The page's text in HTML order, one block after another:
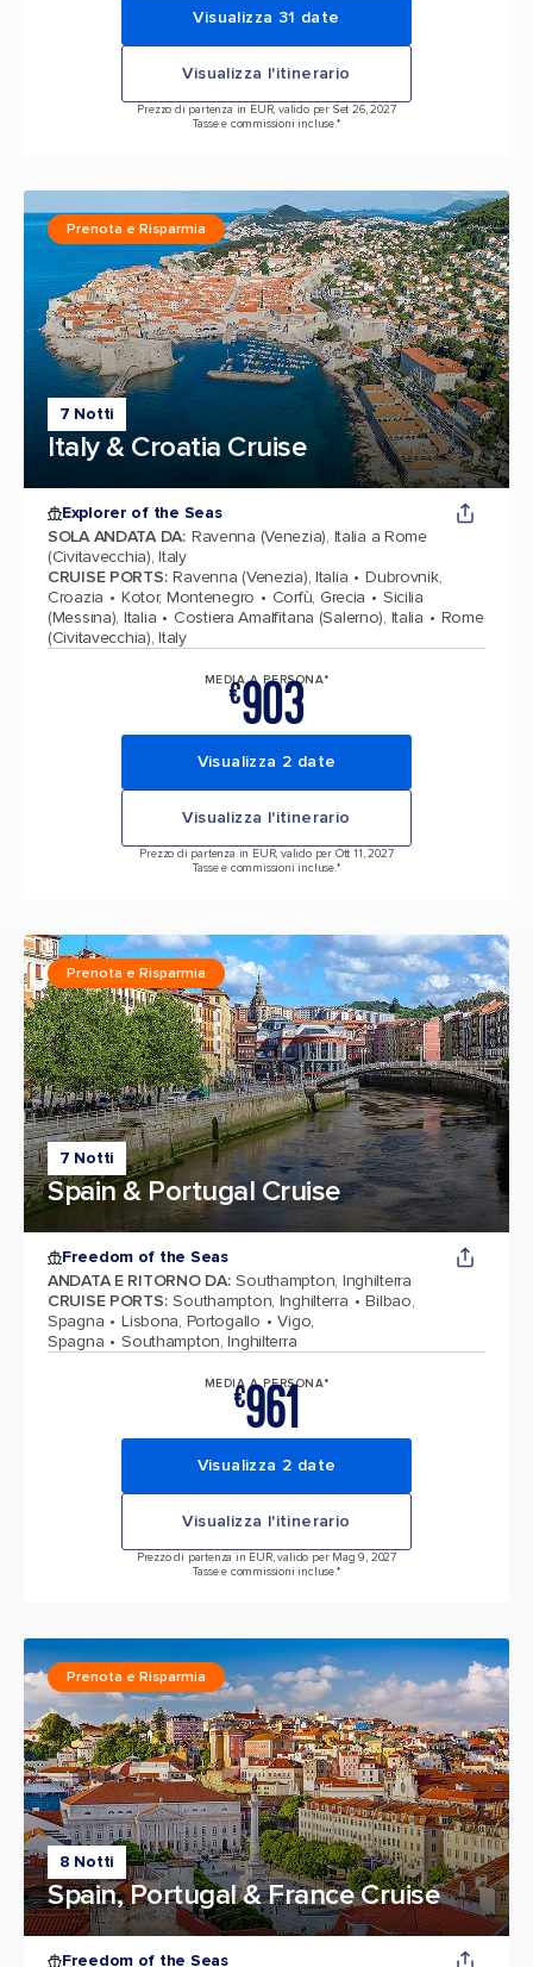
Visualizza 31 date
Visualizza l'itinerario
Prezzo di partenza in EUR, valido per Set 26, 2027
Tasse e commissioni incluse.*
7 Notti
Italy & Croatia Cruise
Prenota e Risparmia
Explorer of the Seas
SOLA ANDATA DA: Ravenna (Venezia), Italia a Rome
(Civitavecchia), Italy
CRUISE PORTS: Ravenna (Venezia), Italia
Dubrovnik,
Croazia
Kotor, Montenegro Corfù, Grecia
Sicilia
(Messina), Italia
Costiera Amalfitana (Salerno), Italia
Rome
(Civitavecchia), Italy
MEDIA A PERSONA*
€903
Visualizza 2 date
Visualizza l'itinerario
Prezzo di partenza in EUR, valido per Ott 11, 2027
Tasse e commissioni incluse.*
7 Notti
Spain & Portugal Cruise
Prenota e Risparmia
Freedom of the Seas
ANDATA E RITORNO DA: Southampton, Inghilterra
CRUISE PORTS: Southampton, Inghilterra
Bilbao,
Spagna
Lisbona, Portogallo
Vigo,
Spagna
Southampton, Inghilterra
MEDIA A PERSONA*
€961
Visualizza 2 date
Visualizza l'itinerario
Prezzo di partenza in EUR, valido per Mag 9, 2027
Tasse e commissioni incluse.*
8 Notti
Spain, Portugal & France Cruise
Prenota e Risparmia
Freedom of the Seas